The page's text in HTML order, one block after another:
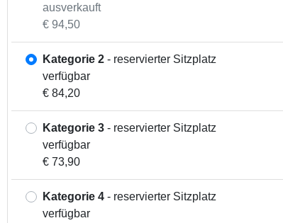
ausverkauft
€ 94,50
Kategorie 2 - reservierter Sitzplatz
verfügbar
€ 84,20
Kategorie 3 - reservierter Sitzplatz
verfügbar
€ 73,90
Kategorie 4 - reservierter Sitzplatz
verfügbar